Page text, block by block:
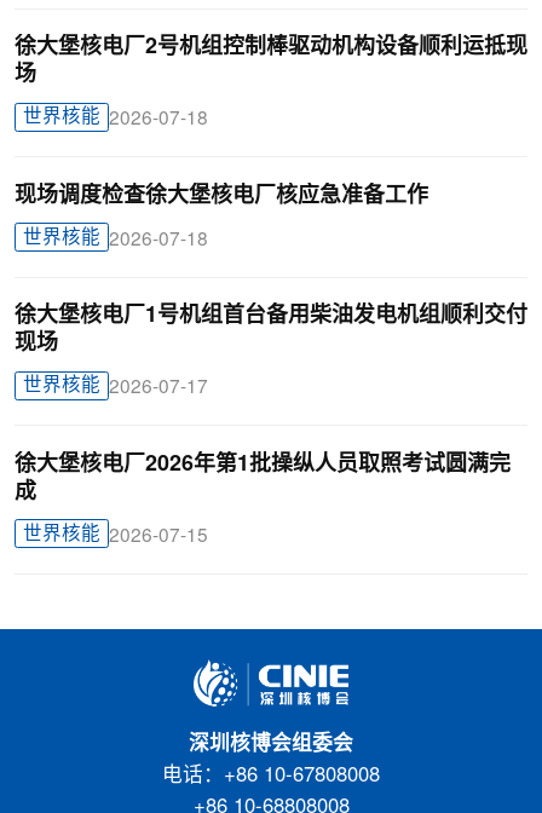
徐大堡核电厂2号机组控制棒驱动机构设备顺利运抵现
场
世界核能 2026-07-18
现场调度检查徐大堡核电厂核应急准备工作
世界核能 2026-07-18
徐大堡核电厂1号机组首台备用柴油发电机组顺利交付
现场
世界核能 2026-07-17
徐大堡核电厂2026年第1批操纵人员取照考试圆满完
成
世界核能 2026-07-15
深圳核博会组委会
电话：+86 10-67808008
+86 10-68808008